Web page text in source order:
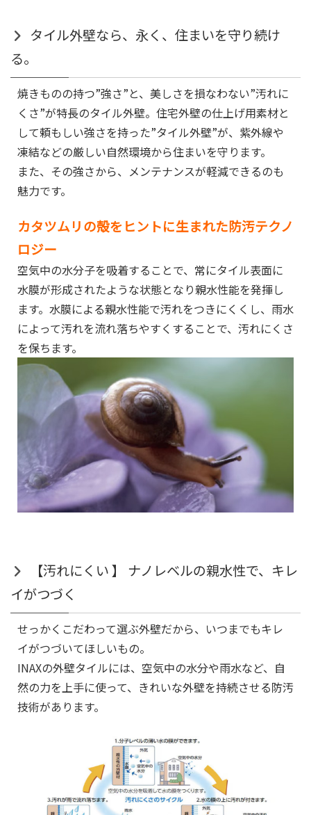
タイル外壁なら、永く、住まいを守り続け
る。
焼きものの持つ”強さ”と、美しさを損なわない”汚れに
くさ”が特長のタイル外壁。住宅外壁の仕上げ用素材と
して頼もしい強さを持った”タイル外壁”が、紫外線や
凍結などの厳しい自然環境から住まいを守ります。
また、その強さから、メンテナンスが軽減できるのも
魅力です。
カタツムリの殻をヒントに生まれた防汚テクノ
ロジー
空気中の水分子を吸着することで、常にタイル表面に
水膜が形成されたような状態となり親水性能を発揮し
ます。水膜による親水性能で汚れをつきにくくし、雨水
によって汚れを流れ落ちやすくすることで、汚れにくさ
を保ちます。
【汚れにくい 】 ナノレベルの親水性で、キレ
イがつづく
せっかくこだわって選ぶ外壁だから、いつまでもキレ
イがつづいてほしいもの。
INAXの外壁タイルには、空気中の水分や雨水など、自
然の力を上手に使って、きれいな外壁を持続させる防汚
技術があります。